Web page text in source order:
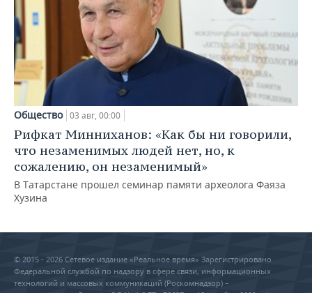
Общество 03 авг, 00:00
Рифкат Минниханов: «Как бы ни говорили,
что незаменимых людей нет, но, к
сожалению, он незаменимый»
В Татарстане прошел семинар памяти археолога Фаяза
Хузина
© 2015 - 2026 Сетевое издание «Реальное время» Зарегистрировано
Федеральной службой по надзору в сфере связи, информационных
технологий и массовых коммуникаций (Роскомнадзор) –